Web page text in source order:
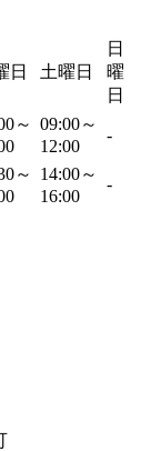
日 土曜日
日
曜
日
～ 09:00～
12:00
-
～
14:00～
16:00
-